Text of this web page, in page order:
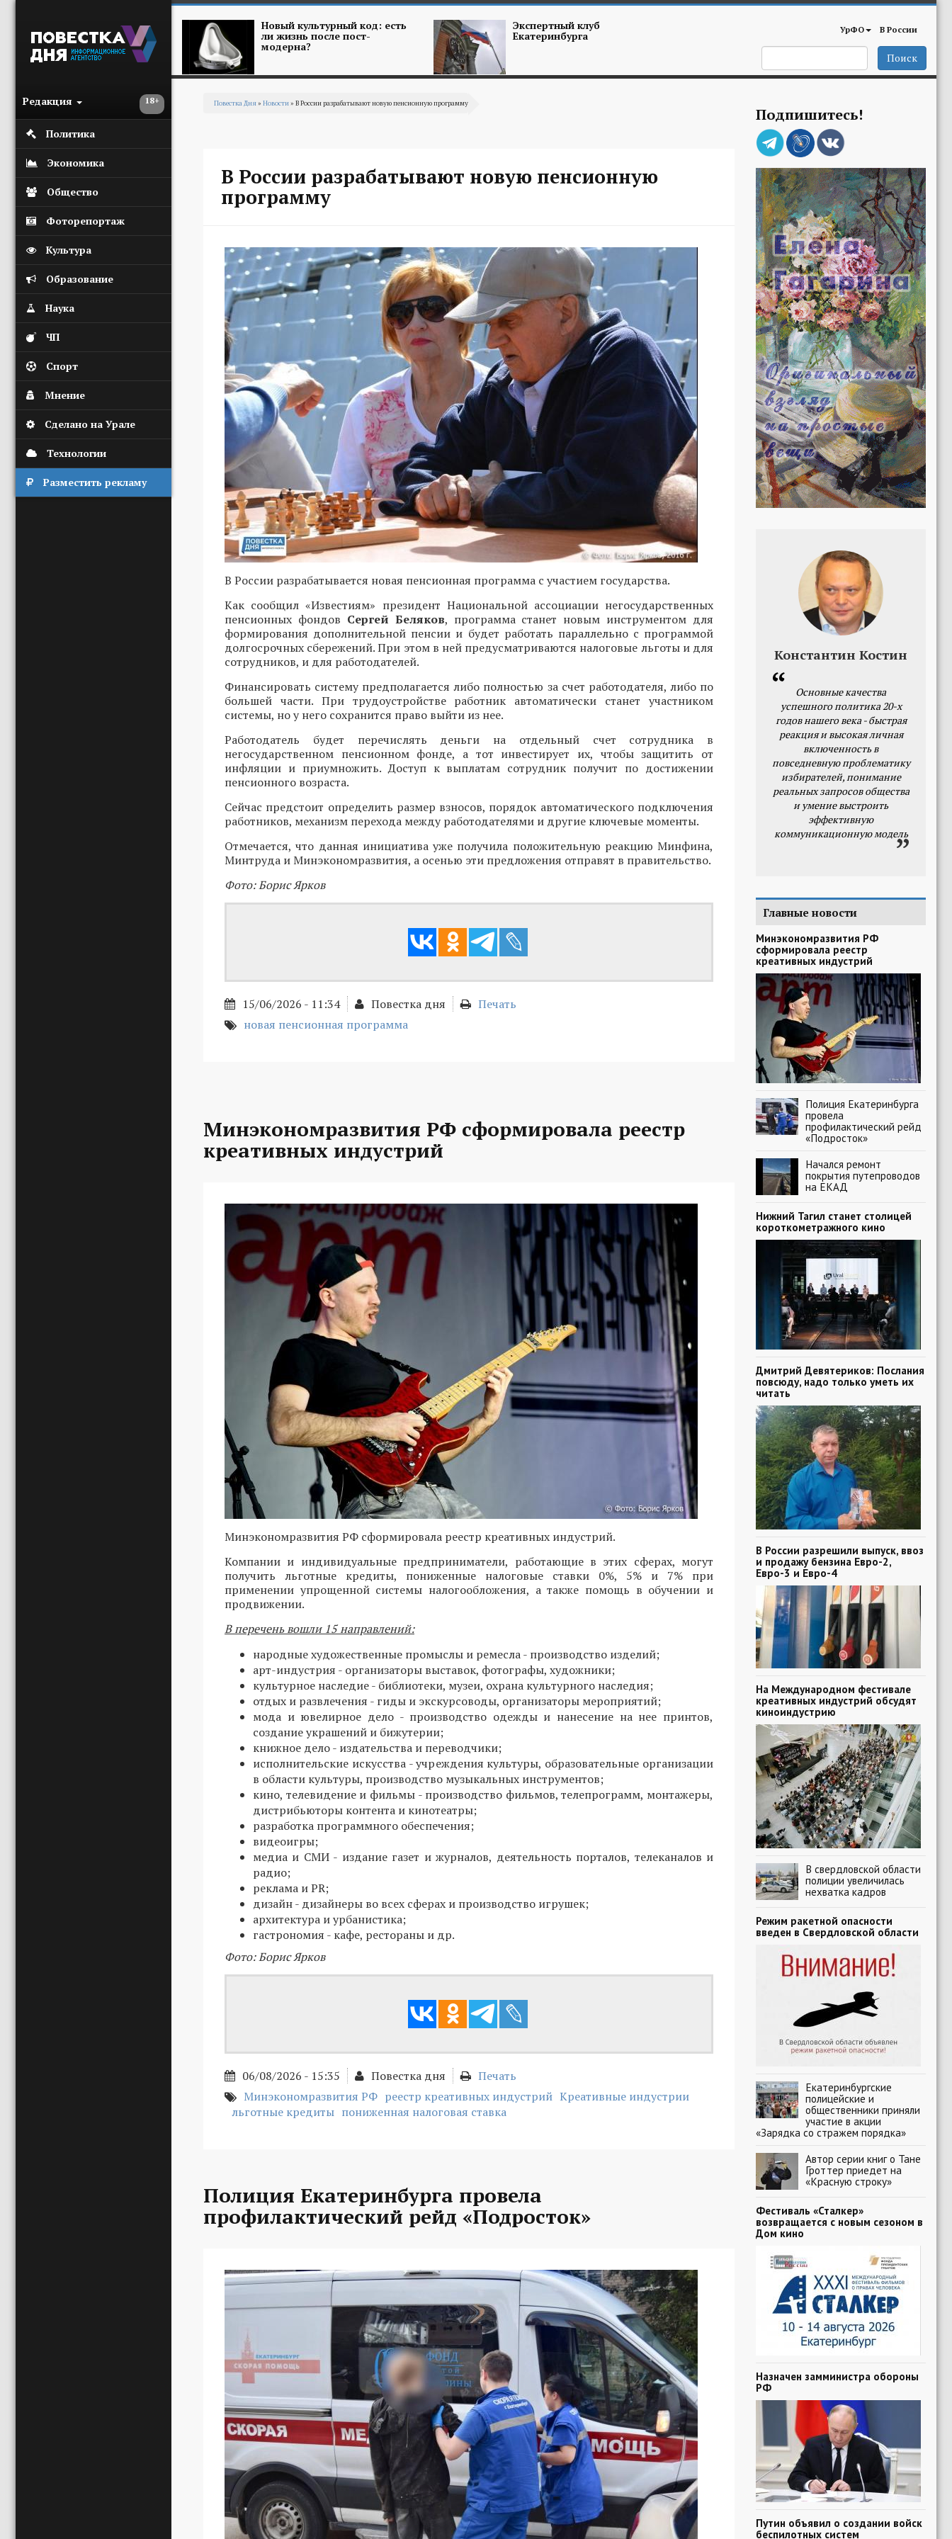
18+
Редакция
Политика
Экономика
Общество
Фоторепортаж
Культура
Образование
Наука
ЧП
Спорт
Мнение
Сделано на Урале
Технологии
Разместить рекламу
Новый культурный код: есть
ли жизнь после пост-
модерна?
Экспертный клуб
Екатеринбурга УрФО В России
Поиск
Повестка Дня» Новости» В России разрабатывают новую пенсионную программу
В России разрабатывают новую пенсионную
программу
В России разрабатывается новая пенсионная программа с участием государства.
Как сообщил «Известиям» президент Национальной ассоциации негосударственных
пенсионных фондов Сергей Беляков, программа станет новым инструментом для
формирования дополнительной пенсии и будет работать параллельно с программой
долгосрочных сбережений. При этом в ней предусматриваются налоговые льготы и для
сотрудников, и для работодателей.
Финансировать систему предполагается либо полностью за счет работодателя, либо по
большей части. При трудоустройстве работник автоматически станет участником
системы, но у него сохранится право выйти из нее.
Работодатель будет перечислять деньги на отдельный счет сотрудника в
негосударственном пенсионном фонде, а тот инвестирует их, чтобы защитить от
инфляции и приумножить. Доступ к выплатам сотрудник получит по достижении
пенсионного возраста.
Сейчас предстоит определить размер взносов, порядок автоматического подключения
работников, механизм перехода между работодателями и другие ключевые моменты.
Отмечается, что данная инициатива уже получила положительную реакцию Минфина,
Минтруда и Минэкономразвития, а осенью эти предложения отправят в правительство.
Фото: Борис Ярков
15/06/2026 - 11:34 Повестка дня
Печать
новая пенсионная программа
Минэкономразвития РФ сформировала реестр
креативных индустрий
Минэкономразвития РФ сформировала реестр креативных индустрий.
Компании и индивидуальные предприниматели, работающие в этих сферах, могут
получить льготные кредиты, пониженные налоговые ставки 0%, 5% и 7% при
применении упрощенной системы налогообложения, а также помощь в обучении и
продвижении.
В перечень вошли 15 направлений:
народные художественные промыслы и ремесла - производство изделий;
арт-индустрия - организаторы выставок, фотографы, художники;
культурное наследие - библиотеки, музеи, охрана культурного наследия;
отдых и развлечения - гиды и экскурсоводы, организаторы мероприятий;
мода и ювелирное дело - производство одежды и нанесение на нее принтов,
создание украшений и бижутерии;
книжное дело - издательства и переводчики;
исполнительские искусства - учреждения культуры, образовательные организации
в области культуры, производство музыкальных инструментов;
кино, телевидение и фильмы - производство фильмов, телепрограмм, монтажеры,
дистрибьюторы контента и кинотеатры;
разработка программного обеспечения;
видеоигры;
медиа и СМИ - издание газет и журналов, деятельность порталов, телеканалов и
радио;
реклама и PR;
дизайн - дизайнеры во всех сферах и производство игрушек;
архитектура и урбанистика;
гастрономия - кафе, рестораны и др.
Фото: Борис Ярков
06/08/2026 - 15:35 Повестка дня
Печать
Минэкономразвития РФ реестр креативных индустрий Креативные индустрии
льготные кредиты пониженная налоговая ставка
Полиция Екатеринбурга провела
профилактический рейд «Подросток»
Подпишитесь!
Константин Костин
Основные качества
успешного политика 20-х
годов нашего века - быстрая
реакция и высокая личная
включенность в
повседневную проблематику
избирателей, понимание
реальных запросов общества
и умение выстроить
эффективную
коммуникационную модель
Главные новости
Минэкономразвития РФ
сформировала реестр
креативных индустрий
Полиция Екатеринбурга
провела
профилактический рейд
«Подросток»
Начался ремонт
покрытия путепроводов
на ЕКАД
Нижний Тагил станет столицей
короткометражного кино
Дмитрий Девятериков: Послания
повсюду, надо только уметь их
читать
В России разрешили выпуск, ввоз
и продажу бензина Евро-2,
Евро-3 и Евро-4
На Международном фестивале
креативных индустрий обсудят
киноиндустрию
В свердловской области
полиции увеличилась
нехватка кадров
Режим ракетной опасности
введен в Свердловской области
Екатеринбургские
полицейские и
общественники приняли
участие в акции
«Зарядка со стражем порядка»
Автор серии книг о Тане
Гроттер приедет на
«Красную строку»
Фестиваль «Сталкер»
возвращается с новым сезоном в
Дом кино
Назначен замминистра обороны
РФ
Путин объявил о создании войск
беспилотных систем